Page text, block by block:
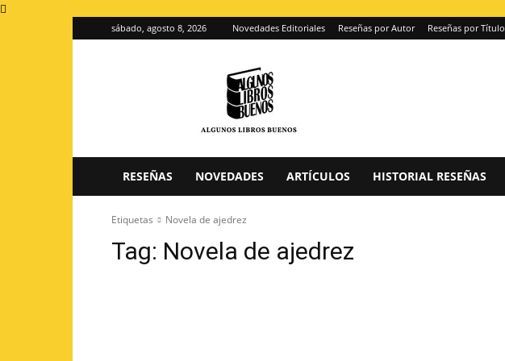
sábado, agosto 8, 2026 Novedades Editoriales Reseñas por Autor Reseñas por Título
de
reseñas
RESEÑAS NOVEDADES ARTÍCULOS HISTORIAL RESEÑAS
Etiquetas Novela de ajedrez
Tag: Novela de ajedrez